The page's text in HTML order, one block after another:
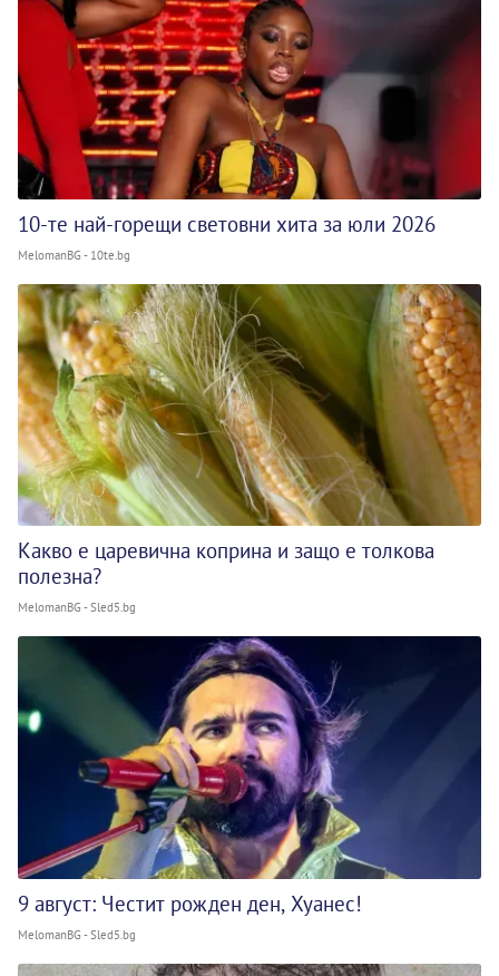
10-те най-горещи световни хита за юли 2026
MelomanBG - 10te.bg
Какво е царевична коприна и защо е толкова
полезна?
MelomanBG - Sled5.bg
9 август: Честит рожден ден, Хуанес!
MelomanBG - Sled5.bg